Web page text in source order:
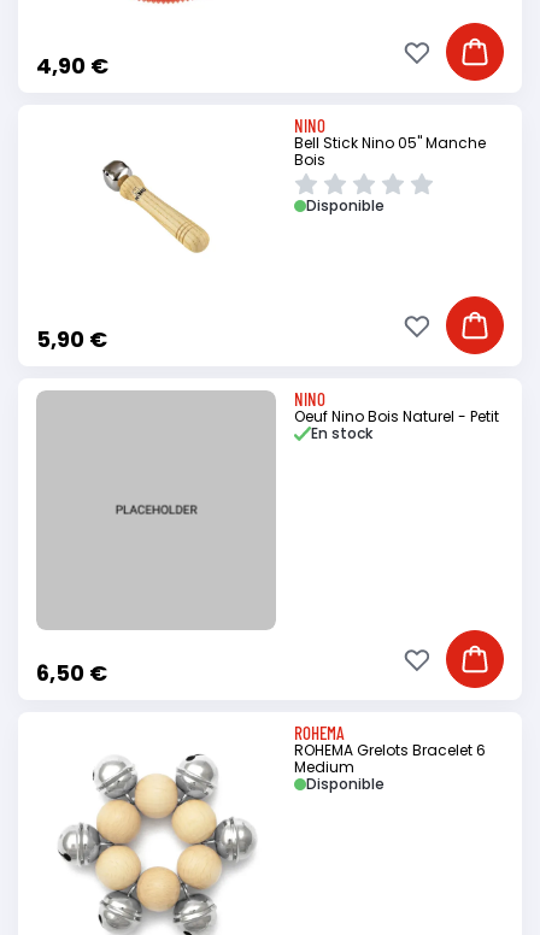
4,90 € Ajouter
Ajouter à ma
NINO
Bell Stick Nino 05" Manche
Bois
5,90 €
Disponible
Ajouter
Ajouter à ma
NINO
Oeuf Nino Bois Naturel - Petit
6,50 €
En stock
Ajouter
Ajouter à ma
ROHEMA
ROHEMA Grelots Bracelet 6
Medium
Disponible